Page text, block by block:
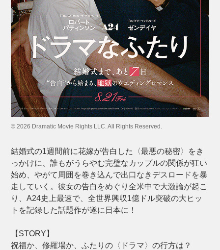
© 2026 Dramatic Movie Rights LLC. All Rights Reserved.
結婚式の1週間前に花嫁が告白した〈最悪の秘密〉をき
っかけに、誰もがうらやむ完璧なカップルの関係が狂い
始め、やがて周囲を巻き込んで出口なきデスロードを暴
走していく。彼女の告白をめぐり全米中で大激論が起こ
り、A24史上最速で、全世界興収1億ドル突破の大ヒッ
トを記録した話題作が遂に日本に！
【STORY】
祝福か、修羅場か、ふたりの〈ドラマ〉の行方は？